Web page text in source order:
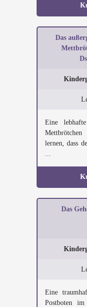
Das
Eine
lernen, dass
...
Das
Eine
Postboten im